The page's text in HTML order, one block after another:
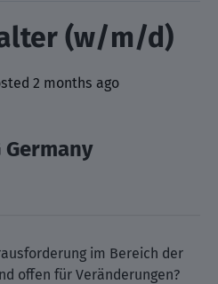
(w/m/d)
2 months ago
Germany
im Bereich der
offen für Veränderungen?